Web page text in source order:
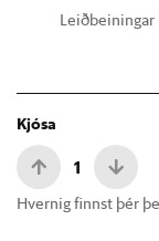
Leiðbeiningar
Kjósa
1
Hvernig finnst þér